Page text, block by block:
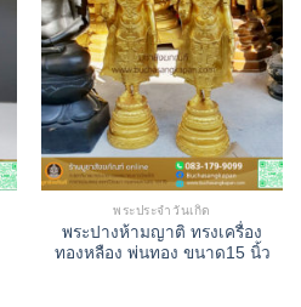
พระประจำวันเกิด
พระปางห้ามญาติ ทรงเครื่อง
ทองหลือง พ่นทอง ขนาด15 นิ้ว